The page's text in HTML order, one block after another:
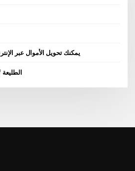
يمكنك تحويل الأموال عبر
صندوق مؤشر nasdaq etf الطليعة